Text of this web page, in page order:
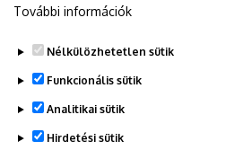
További információk
Nélkülözhetetlen sütik
Funkcionális sütik
Analitikai sütik
Hirdetési sütik